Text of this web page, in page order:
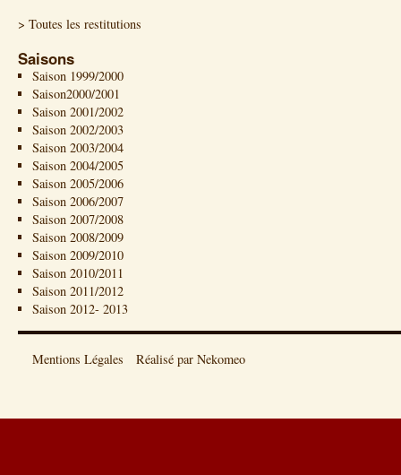
> Toutes les restitutions
Saisons
Saison 1999/2000
Saison2000/2001
Saison 2001/2002
Saison 2002/2003
Saison 2003/2004
Saison 2004/2005
Saison 2005/2006
Saison 2006/2007
Saison 2007/2008
Saison 2008/2009
Saison 2009/2010
Saison 2010/2011
Saison 2011/2012
Saison 2012- 2013
Mentions Légales Réalisé par Nekomeo